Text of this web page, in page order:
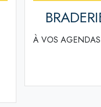
À VOS